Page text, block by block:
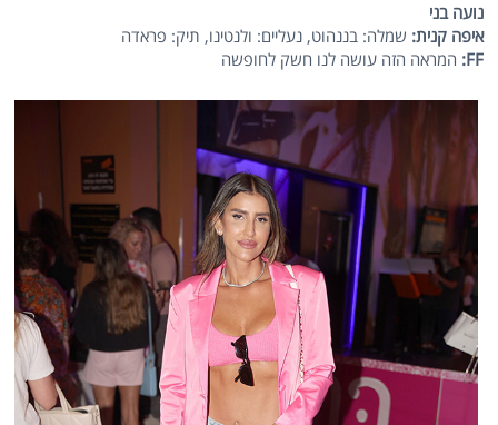
נועה בני
איפה קנית: שמלה: בננהוט, נעליים: ולנטינו, תיק: פראדה
FF
: המראה הזה עושה לנו חשק לחופשה